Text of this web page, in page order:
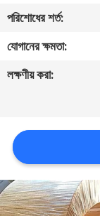
নিয়ন্ত্রণ
যোগাযোগ
করুন
উদ্ধৃতির
জন্য
আবেদন
পরিশোধের শর্ত:
যোগানের ক্ষমতা:
লক্ষণীয় করা: